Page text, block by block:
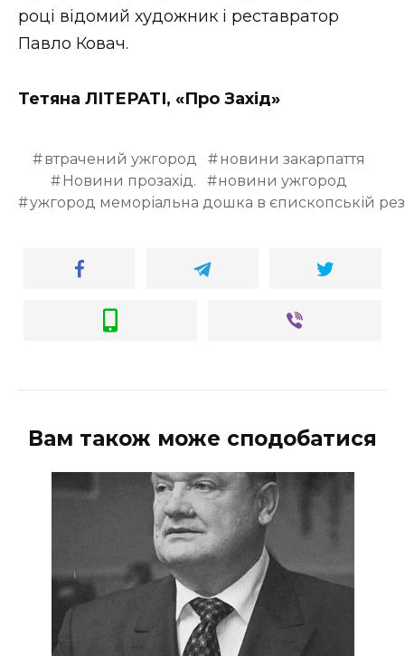
році відомий художник і реставратор
Павло Ковач.
Тетяна ЛІТЕРАТІ, «Про Захід»
втрачений ужгород
новини закарпаття
Новини прозахід.
новини ужгород
ужгород меморіальна дошка в єпископській
Вам також може сподобатися